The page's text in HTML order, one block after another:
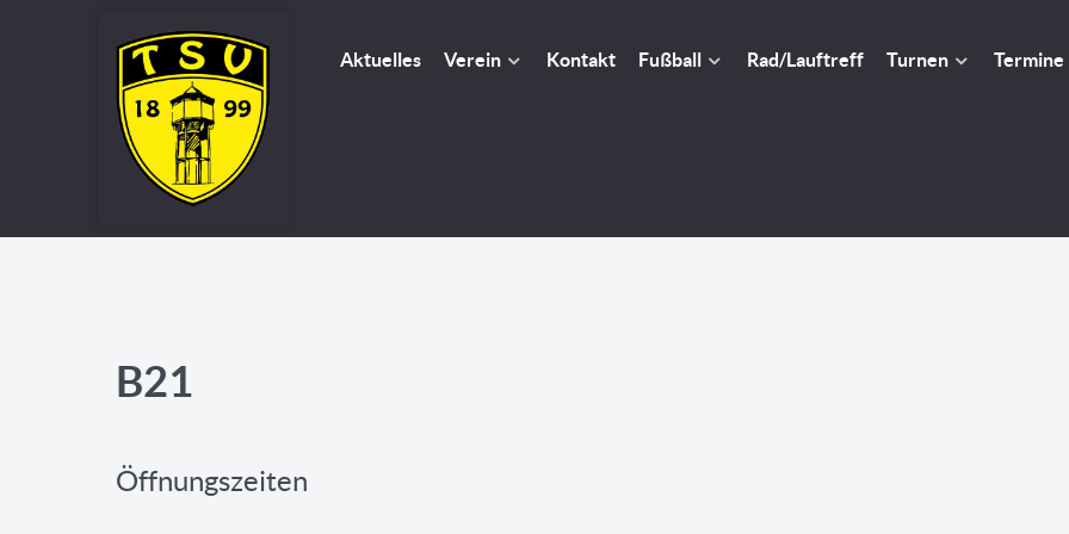
Aktuelles Verein Kontakt Fußball Rad/Lauftreff Turnen Termine
B21
Öffnungszeiten